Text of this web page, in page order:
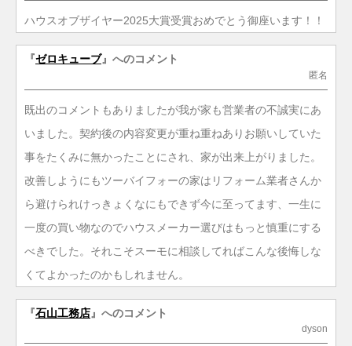
ハウスオブザイヤー2025大賞受賞おめでとう御座います！！
『ゼロキューブ』へのコメント
匿名
既出のコメントもありましたが我が家も営業者の不誠実にあ
いました。契約後の内容変更が重ね重ねありお願いしていた
事をたくみに無かったことにされ、家が出来上がりました。
改善しようにもツーバイフォーの家はリフォーム業者さんか
ら避けられけっきょくなにもできず今に至ってます、一生に
一度の買い物なのでハウスメーカー選びはもっと慎重にする
べきでした。それこそスーモに相談してればこんな後悔しな
くてよかったのかもしれません。
『石山工務店 』へのコメント
dyson